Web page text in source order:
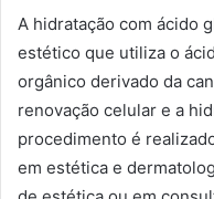
A hidratação com ácido
estético que utiliza o
orgânico derivado da
renovação celular e a
procedimento é
em estética e